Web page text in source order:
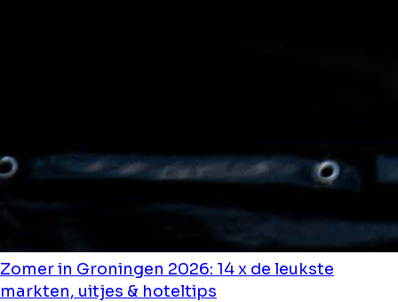
Zomer in Groningen 2026: 14 x de leukste
markten, uitjes & hoteltips